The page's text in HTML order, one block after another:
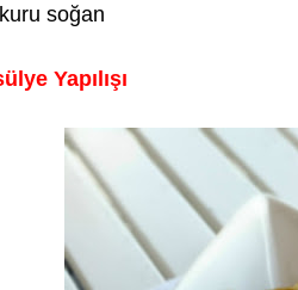
soğan
Yapılışı